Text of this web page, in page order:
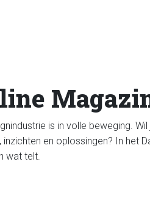
is in volle beweging.
en oplossingen? In het
wat telt.